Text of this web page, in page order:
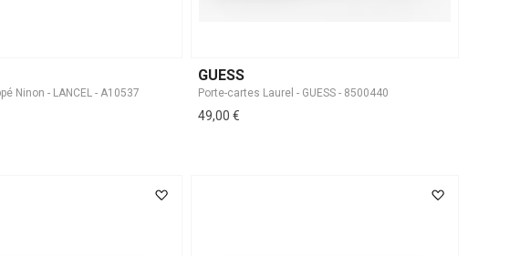
Ninon - LANCEL - A10537
GUESS
Porte-cartes Laurel - GUESS - 8500440
49,00 €